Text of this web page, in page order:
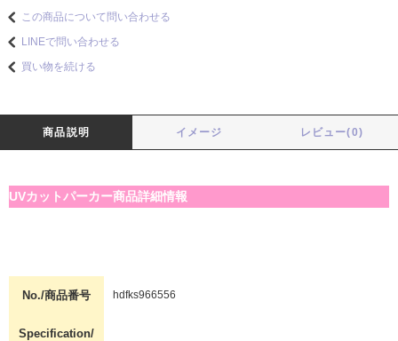
この商品について問い合わせる
LINEで問い合わせる
買い物を続ける
商品説明 イメージ レビュー(0)
UVカットパーカー商品詳細情報
No./商品番号 hdfks966556
Specification/